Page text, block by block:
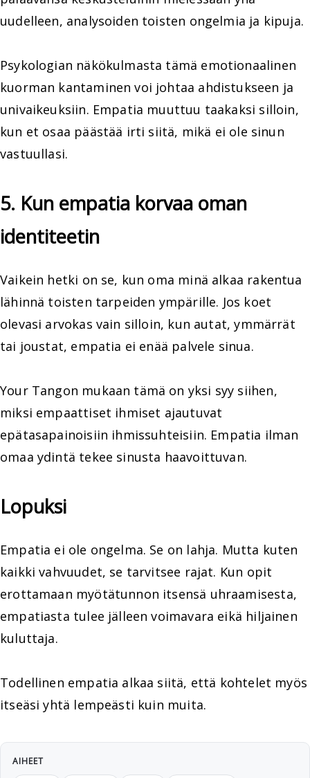
uudelleen, analysoiden toisten ongelmia ja kipuja.
Psykologian näkökulmasta tämä emotionaalinen
kuorman kantaminen voi johtaa ahdistukseen ja
univaikeuksiin. Empatia muuttuu taakaksi silloin,
kun et osaa päästää irti siitä, mikä ei ole sinun
vastuullasi.
5. Kun empatia korvaa oman
identiteetin
Vaikein hetki on se, kun oma minä alkaa rakentua
lähinnä toisten tarpeiden ympärille. Jos koet
olevasi arvokas vain silloin, kun autat, ymmärrät
tai joustat, empatia ei enää palvele sinua.
Your Tangon mukaan tämä on yksi syy siihen,
miksi empaattiset ihmiset ajautuvat
epätasapainoisiin ihmissuhteisiin. Empatia ilman
omaa ydintä tekee sinusta haavoittuvan.
Lopuksi
Empatia ei ole ongelma. Se on lahja. Mutta kuten
kaikki vahvuudet, se tarvitsee rajat. Kun opit
erottamaan myötätunnon itsensä uhraamisesta,
empatiasta tulee jälleen voimavara eikä hiljainen
kuluttaja.
Todellinen empatia alkaa siitä, että kohtelet myös
itseäsi yhtä lempeästi kuin muita.
AIHEET